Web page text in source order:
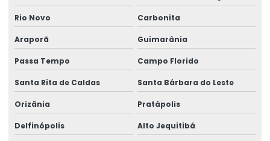
Rio Novo Carbonita
Araporã Guimarânia
Passa Tempo Campo Florido
Santa Rita de Caldas Santa Bárbara do Leste
Orizânia Pratápolis
Delfinópolis Alto Jequitibá